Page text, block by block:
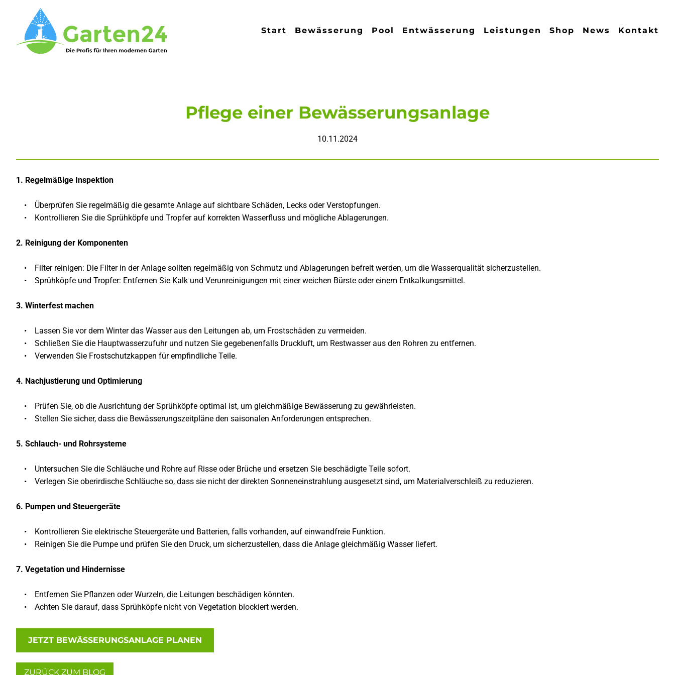
Start Bewässerung Pool Entwässerung Leistungen Shop News Kontakt
Pflege einer Bewässerungsanlage
10.11.2024
1. Regelmäßige Inspektion
• Überprüfen Sie regelmäßig die gesamte Anlage auf sichtbare Schäden, Lecks oder Verstopfungen.
• Kontrollieren Sie die Sprühköpfe und Tropfer auf korrekten Wasserfluss und mögliche Ablagerungen.
2. Reinigung der Komponenten
• Filter reinigen: Die Filter in der Anlage sollten regelmäßig von Schmutz und Ablagerungen befreit werden, um die Wasserqualität sicherzustellen.
• Sprühköpfe und Tropfer: Entfernen Sie Kalk und Verunreinigungen mit einer weichen Bürste oder einem Entkalkungsmittel.
3. Winterfest machen
• Lassen Sie vor dem Winter das Wasser aus den Leitungen ab, um Frostschäden zu vermeiden.
• Schließen Sie die Hauptwasserzufuhr und nutzen Sie gegebenenfalls Druckluft, um Restwasser aus den Rohren zu entfernen.
• Verwenden Sie Frostschutzkappen für empfindliche Teile.
4. Nachjustierung und Optimierung
• Prüfen Sie, ob die Ausrichtung der Sprühköpfe optimal ist, um gleichmäßige Bewässerung zu gewährleisten.
• Stellen Sie sicher, dass die Bewässerungszeitpläne den saisonalen Anforderungen entsprechen.
5. Schlauch- und Rohrsysteme
• Untersuchen Sie die Schläuche und Rohre auf Risse oder Brüche und ersetzen Sie beschädigte Teile sofort.
• Verlegen Sie oberirdische Schläuche so, dass sie nicht der direkten Sonneneinstrahlung ausgesetzt sind, um Materialverschleiß zu reduzieren.
6. Pumpen und Steuergeräte
• Kontrollieren Sie elektrische Steuergeräte und Batterien, falls vorhanden, auf einwandfreie Funktion.
• Reinigen Sie die Pumpe und prüfen Sie den Druck, um sicherzustellen, dass die Anlage gleichmäßig Wasser liefert.
7. Vegetation und Hindernisse
• Entfernen Sie Pflanzen oder Wurzeln, die Leitungen beschädigen könnten.
• Achten Sie darauf, dass Sprühköpfe nicht von Vegetation blockiert werden.
JETZT BEWÄSSERUNGSANLAGE PLANEN
ZURÜCK ZUM BLOG